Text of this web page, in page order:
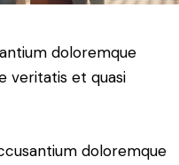
doloremque
veritatis et quasi
doloremque